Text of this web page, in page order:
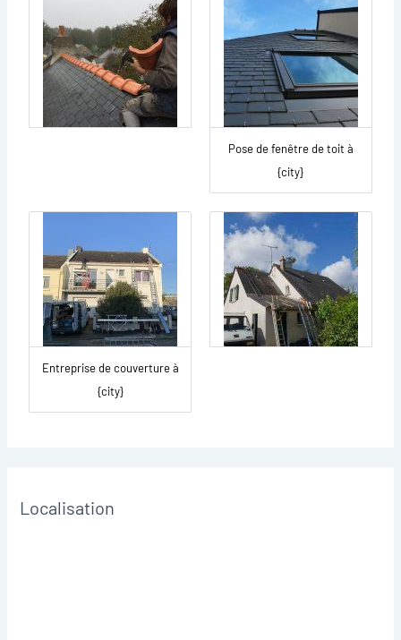
Pose de fenêtre de toit à
{city}
Entreprise de couverture à
{city}
Localisation